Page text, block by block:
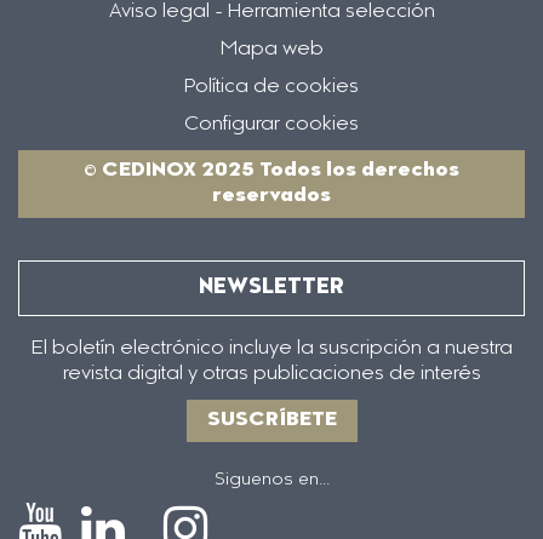
Aviso legal - Herramienta selección
Mapa web
Política de cookies
Configurar cookies
© CEDINOX 2025 Todos los derechos
reservados
NEWSLETTER
El boletín electrónico incluye la suscripción a nuestra
revista digital y otras publicaciones de interés
SUSCRÍBETE
Siguenos en...
Icono
IconoIcono